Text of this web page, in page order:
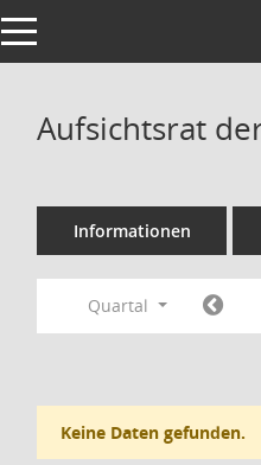
Toggle navigation
Aufsichtsrat
Informationen
Quartal
Keine Daten gefunden.